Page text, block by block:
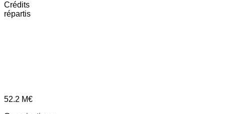
Crédits
répartis
52.2 M€